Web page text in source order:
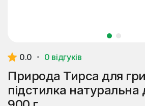
0.0 0 відгуків
Природа Тирса для
підстилка